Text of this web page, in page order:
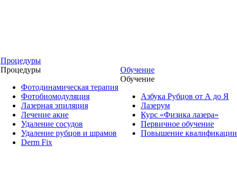
Процедуры
Процедуры
Фотодинамическая терапия
Фотобиомодуляция
Лазерная эпиляция
Лечение акне
Удаление сосудов
Удаление рубцов и шрамов
Derm Fix
Обучение
Обучение
Азбука Рубцов от А до Я
Лазерум
Курс «Физика лазера»
Первичное обучение
Повышение квалификации